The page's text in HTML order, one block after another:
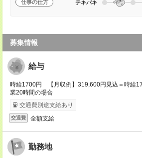
仕事の仕方 テキパキ
募集情報
給与
時給1700円 【月収例】319,600円見込＝時給
業20時間の場合
交通費別途支給あり
交通費 全額支給
勤務地